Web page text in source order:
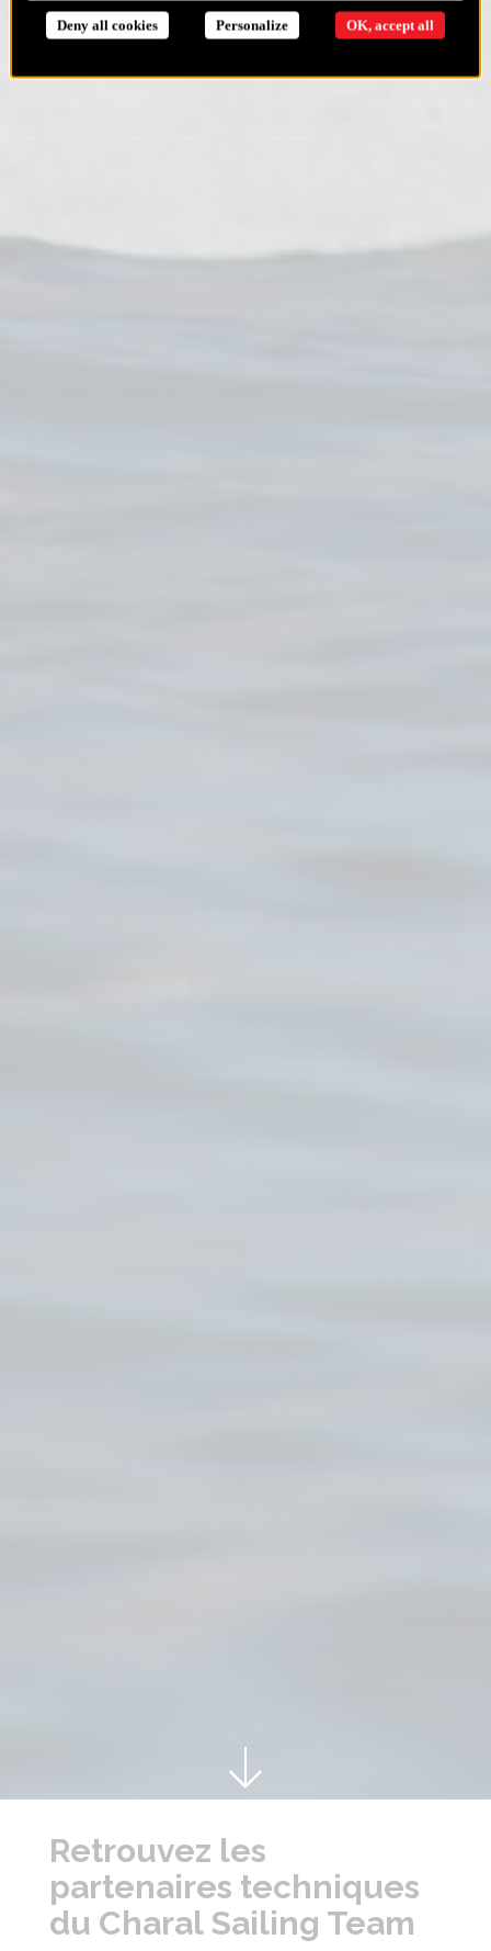
Retrouvez les
partenaires techniques
du Charal Sailing Team
OK, accept all
Deny all cookies Personalize